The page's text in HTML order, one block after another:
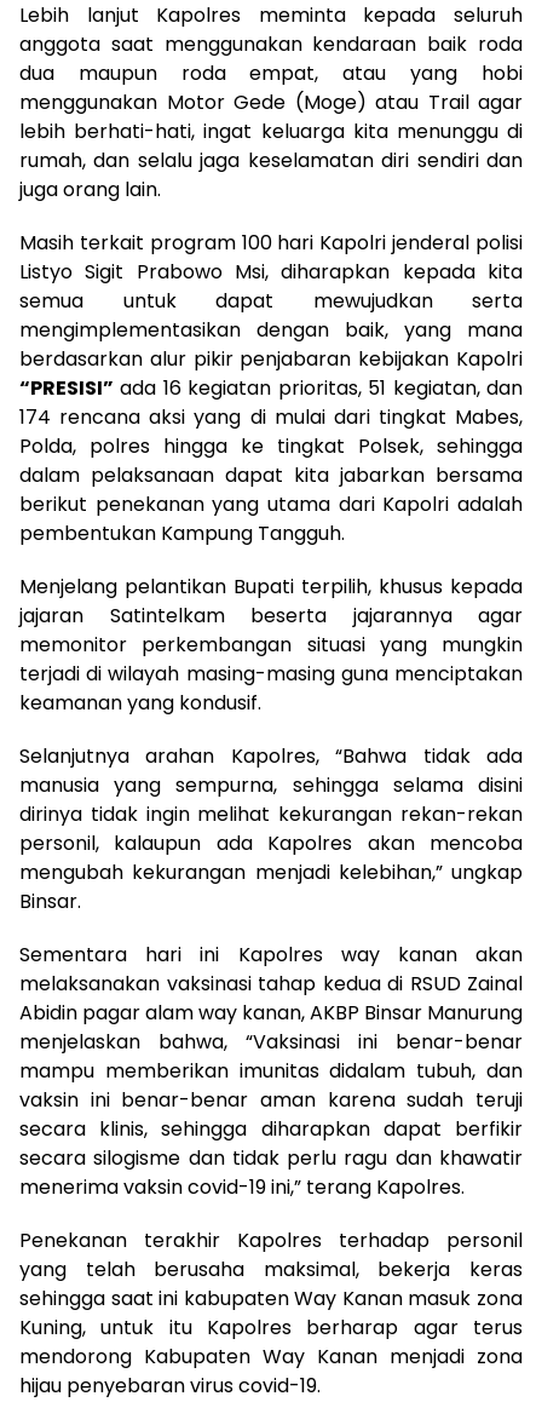
Lebih lanjut Kapolres meminta kepada seluruh
anggota saat menggunakan kendaraan baik roda
dua maupun roda empat, atau yang hobi
menggunakan Motor Gede (Moge) atau Trail agar
lebih berhati-hati, ingat keluarga kita menunggu di
rumah, dan selalu jaga keselamatan diri sendiri dan
juga orang lain.
Masih terkait program 100 hari Kapolri jenderal polisi
Listyo Sigit Prabowo Msi, diharapkan kepada kita
semua untuk dapat mewujudkan serta
mengimplementasikan dengan baik, yang mana
berdasarkan alur pikir penjabaran kebijakan Kapolri
“PRESISI” ada 16 kegiatan prioritas, 51 kegiatan, dan
174 rencana aksi yang di mulai dari tingkat Mabes,
Polda, polres hingga ke tingkat Polsek, sehingga
dalam pelaksanaan dapat kita jabarkan bersama
berikut penekanan yang utama dari Kapolri adalah
pembentukan Kampung Tangguh.
Menjelang pelantikan Bupati terpilih, khusus kepada
jajaran Satintelkam beserta jajarannya agar
memonitor perkembangan situasi yang mungkin
terjadi di wilayah masing-masing guna menciptakan
keamanan yang kondusif.
Selanjutnya arahan Kapolres, “Bahwa tidak ada
manusia yang sempurna, sehingga selama disini
dirinya tidak ingin melihat kekurangan rekan-rekan
personil, kalaupun ada Kapolres akan mencoba
mengubah kekurangan menjadi kelebihan,” ungkap
Binsar.
Sementara hari ini Kapolres way kanan akan
melaksanakan vaksinasi tahap kedua di RSUD Zainal
Abidin pagar alam way kanan, AKBP Binsar Manurung
menjelaskan bahwa, “Vaksinasi ini benar-benar
mampu memberikan imunitas didalam tubuh, dan
vaksin ini benar-benar aman karena sudah teruji
secara klinis, sehingga diharapkan dapat berfikir
secara silogisme dan tidak perlu ragu dan khawatir
menerima vaksin covid-19 ini,” terang Kapolres.
Penekanan terakhir Kapolres terhadap personil
yang telah berusaha maksimal, bekerja keras
sehingga saat ini kabupaten Way Kanan masuk zona
Kuning, untuk itu Kapolres berharap agar terus
mendorong Kabupaten Way Kanan menjadi zona
hijau penyebaran virus covid-19.